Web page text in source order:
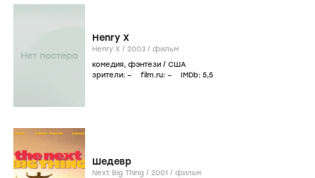
Henry X
Henry X / 2003 / фильм
комедия, фэнтези / США
зрители: – film.ru: – IMDb: 5,5
Шедевр
Next Big Thing / 2001 / фильм